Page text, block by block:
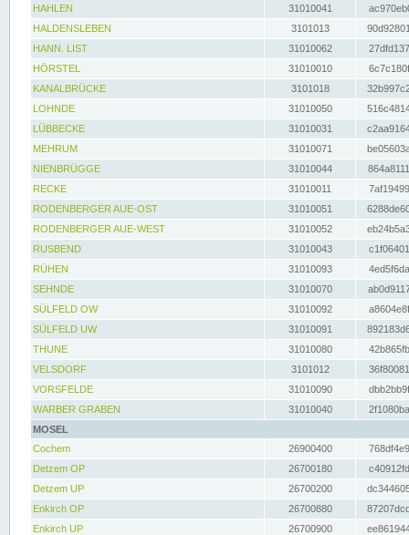
HAHLEN
31010041
HALDENSLEBEN
3101013
HANN. LIST
31010062
HÖRSTEL
31010010
KANALBRÜCKE
3101018
LOHNDE
31010050
LÜBBECKE
31010031
MEHRUM
31010071
NIENBRÜGGE
31010044
RECKE
31010011
RODENBERGER AUE-OST
31010051
RODENBERGER AUE-WEST
31010052
RUSBEND
31010043
RÜHEN
31010093
SEHNDE
31010070
SÜLFELD OW
31010092
SÜLFELD UW
31010091
THUNE
31010080
VELSDORF
3101012
VORSFELDE
31010090
WARBER GRABEN
31010040
MOSEL
Cochem
26900400
Detzem OP
26700180
Detzem UP
26700200
Enkirch OP
26700880
Enkirch UP
26700900